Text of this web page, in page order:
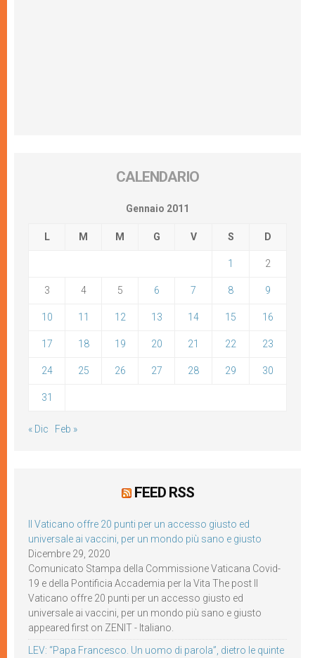
CALENDARIO
Gennaio 2011
L M M G V S D
1 2
3 4 5 6 7 8 9
10 11 12 13 14 15 16
17 18 19 20 21 22 23
24 25 26 27 28 29 30
31
« Dic Feb »
FEED RSS
Il Vaticano offre 20 punti per un accesso giusto ed
universale ai vaccini, per un mondo più sano e giusto
Dicembre 29, 2020
Comunicato Stampa della Commissione Vaticana Covid-
19 e della Pontificia Accademia per la Vita The post Il
Vaticano offre 20 punti per un accesso giusto ed
universale ai vaccini, per un mondo più sano e giusto
appeared first on ZENIT - Italiano.
LEV: “Papa Francesco. Un uomo di parola”, dietro le quinte